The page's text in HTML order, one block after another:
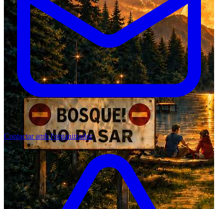
Contactar amb l'organitzador